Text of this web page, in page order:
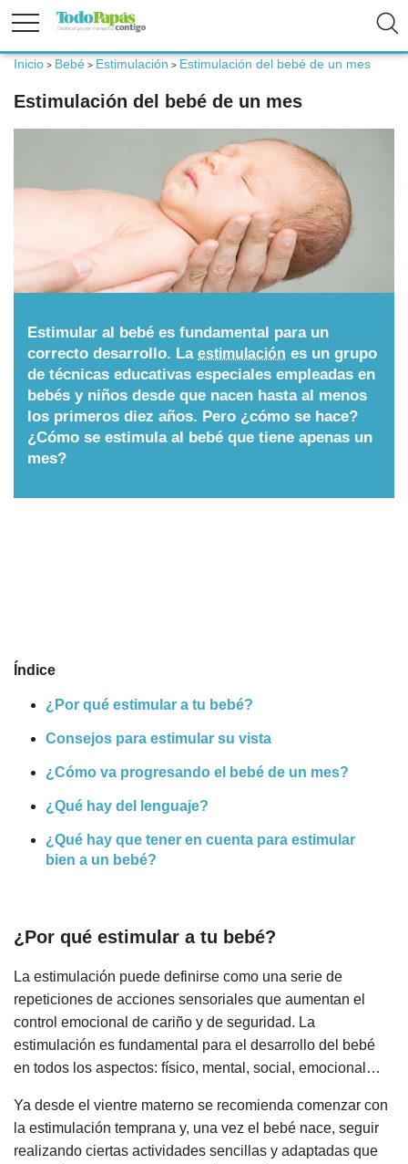
Niños
Calculadoras
Nombres
Cuentos
Inicio > Bebé > Estimulación > Estimulación del bebé de un mes
Estimulación del bebé de un mes
Estimular al bebé es fundamental para un
correcto desarrollo. La estimulación es un grupo
de técnicas educativas especiales empleadas en
bebés y niños desde que nacen hasta al menos
los primeros diez años. Pero ¿cómo se hace?
¿Cómo se estimula al bebé que tiene apenas un
mes?
Índice
¿Por qué estimular a tu bebé?
Consejos para estimular su vista
¿Cómo va progresando el bebé de un mes?
¿Qué hay del lenguaje?
¿Qué hay que tener en cuenta para estimular
bien a un bebé?
¿Por qué estimular a tu bebé?
La estimulación puede definirse como una serie de
repeticiones de acciones sensoriales que aumentan el
control emocional de cariño y de seguridad. La
estimulación es fundamental para el desarrollo del bebé
en todos los aspectos: físico, mental, social, emocional…
Ya desde el vientre materno se recomienda comenzar con
la estimulación temprana y, una vez el bebé nace, seguir
realizando ciertas actividades sencillas y adaptadas que